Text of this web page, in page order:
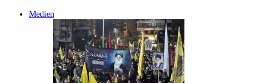
Medien